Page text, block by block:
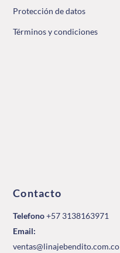
Protección de datos
Términos y condiciones
Contacto
Telefono+57 3138163971
Email:
ventas@linajebendito.com.co